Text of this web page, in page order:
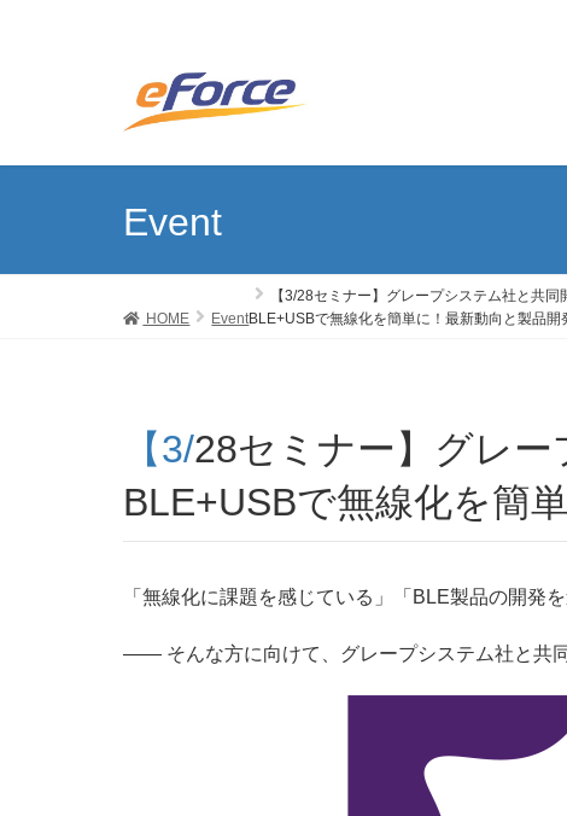
Event
HOME Event
【3/28セミナー】グレープシステム社と共同
BLE+USBで無線化を簡単に！最新動向と製品開
【3/28セミナー】グ
BLE+USBで無線化を簡
「無線化に課題を感じている」「BLE製品の開発
—— そんな方に向けて、グレープシステム社と共